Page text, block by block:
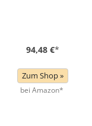
94,48 €*
Zum Shop »
bei Amazon*